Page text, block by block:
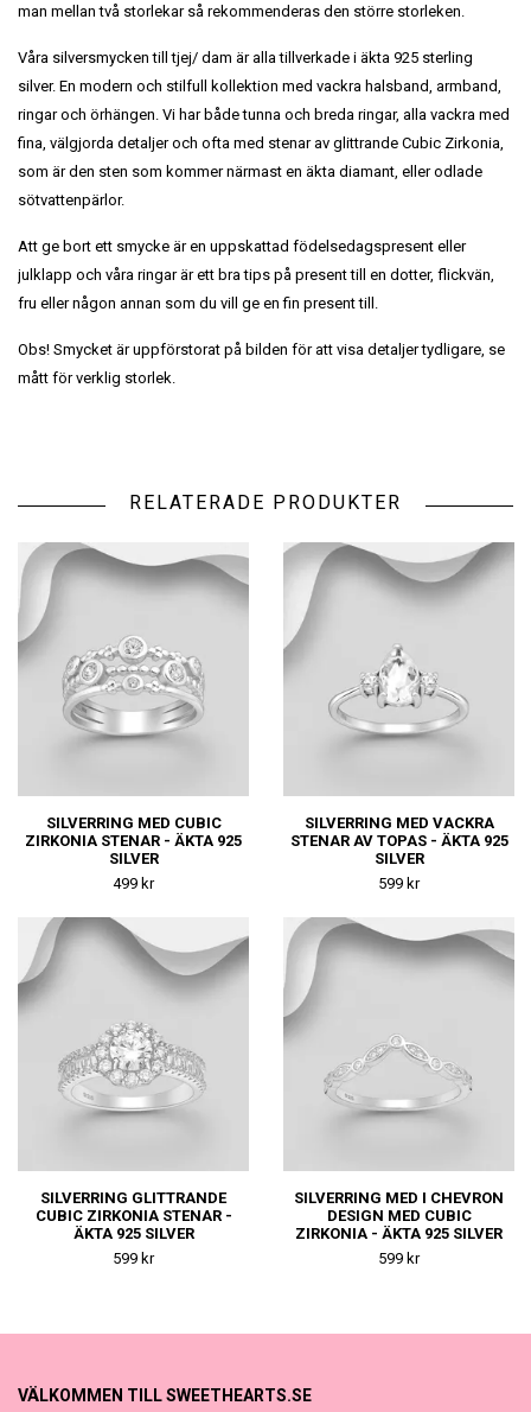
man mellan två storlekar så rekommenderas den större storleken.
Våra silversmycken till tjej/ dam är alla tillverkade i äkta 925 sterling
silver. En modern och stilfull kollektion med vackra halsband, armband,
ringar och örhängen. Vi har både tunna och breda ringar, alla vackra med
fina, välgjorda detaljer och ofta med stenar av glittrande Cubic Zirkonia,
som är den sten som kommer närmast en äkta diamant, eller odlade
sötvattenpärlor.
Att ge bort ett smycke är en uppskattad födelsedagspresent eller
julklapp och våra ringar är ett bra tips på present till en dotter, flickvän,
fru eller någon annan som du vill ge en fin present till.
Obs! Smycket är uppförstorat på bilden för att visa detaljer tydligare, se
mått för verklig storlek.
RELATERADE PRODUKTER
SILVERRING MED CUBIC
ZIRKONIA STENAR - ÄKTA 925
SILVER
499 kr
SILVERRING MED VACKRA
STENAR AV TOPAS - ÄKTA 925
SILVER
599 kr
SILVERRING GLITTRANDE
CUBIC ZIRKONIA STENAR -
ÄKTA 925 SILVER
599 kr
SILVERRING MED I CHEVRON
DESIGN MED CUBIC
ZIRKONIA - ÄKTA 925 SILVER
599 kr
VÄLKOMMEN TILL SWEETHEARTS.SE